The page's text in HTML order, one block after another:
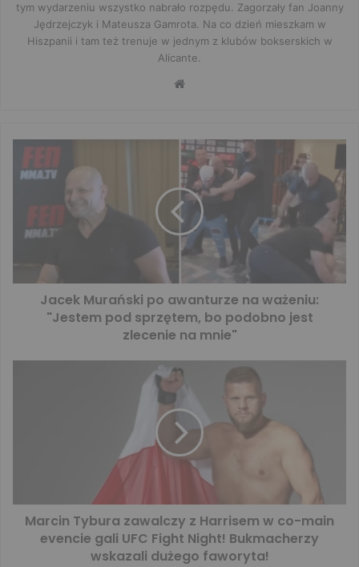
tym wydarzeniu wszystko nabrało rozpędu. Zagorzały fan Joanny
Jędrzejczyk i Mateusza Gamrota. Na co dzień mieszkam w
Hiszpanii i tam też trenuje w jednym z klubów bokserskich w
Alicante.
Website
Jacek Murański po awanturze na ważeniu:
"Jestem pod sprzętem, bo podobno jest
zlecenie na mnie"
Marcin Tybura zawalczy z Harrisem w co-main
evencie gali UFC Fight Night! Bukmacherzy
wskazali dużego faworyta!